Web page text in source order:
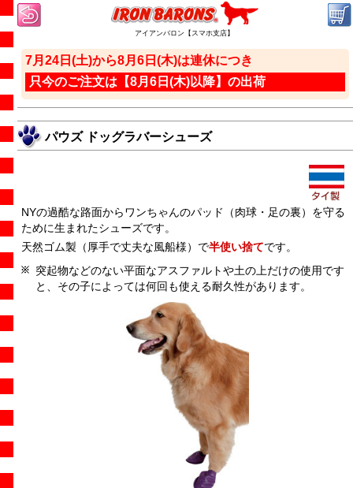
アイアンバロン【スマホ支店】
7月24日(土)から8月6日(木)は連休につき
只今のご注文は【8月6日(木)以降】の出荷
パウズ ドッグラバーシューズ
NYの過酷な路面からワンちゃんのパッド（肉球・足の裏）を守る
ために生まれたシューズです。
天然ゴム製（厚手で丈夫な風船様）で半使い捨てです。
突起物などのない平面なアスファルトや土の上だけの使用です
と、その子によっては何回も使える耐久性があります。